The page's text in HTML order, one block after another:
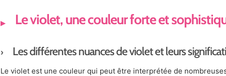
Le violet, une couleur forte et
Les différentes nuances de violet et leurs
Le violet est une couleur qui peut être interprétée de